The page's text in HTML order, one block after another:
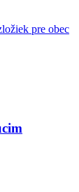
pre obec